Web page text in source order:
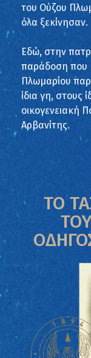
του Ούζου
όλα
Εδώ, στην
παράδοση που
Πλωμαρίου
ίδια γη, στους
οικογενειακή
Αρβανίτης.
ΤΟ